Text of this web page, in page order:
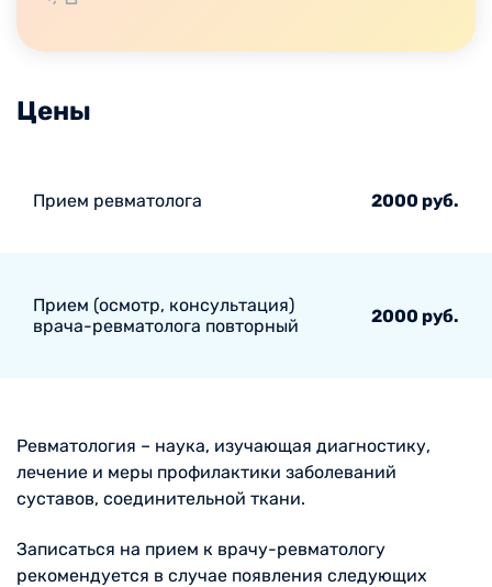
Цены
Прием ревматолога 2000 руб.
Прием (осмотр, консультация)
врача-ревматолога повторный
2000 руб.
Ревматология – наука, изучающая диагностику,
лечение и меры профилактики заболеваний
суставов, соединительной ткани.
Записаться на прием к врачу-ревматологу
рекомендуется в случае появления следующих